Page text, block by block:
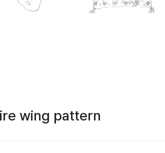
wing pattern